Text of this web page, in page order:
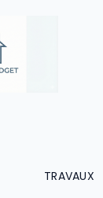
TRAVAUX